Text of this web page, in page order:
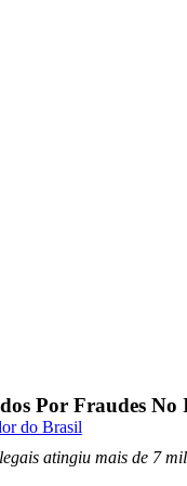
Por Fraudes
do Brasil
atingiu mais de 7